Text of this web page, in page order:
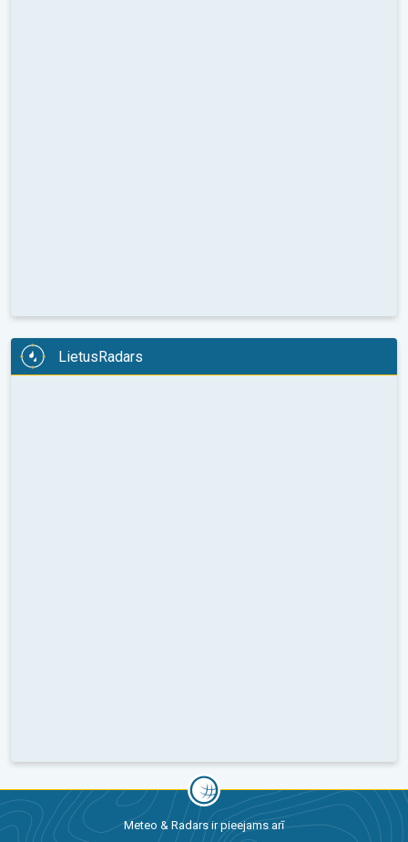
LietusRadars
Meteo & Radars ir pieejams arī